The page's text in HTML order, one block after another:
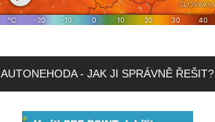
AUTONEHODA - JAK JI SPRÁVNĚ ŘEŠIT?